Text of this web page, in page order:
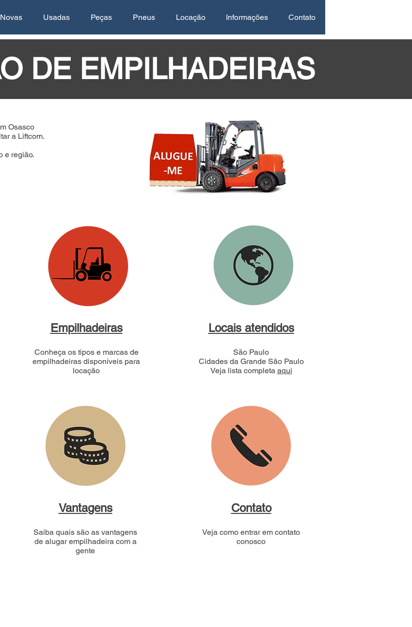
Novas Usadas Peças Pneus Locação Informações Contato
DE EMPILHADEIRAS
a Liftcom.
e região.
Osasco
Empilhadeiras
Conheça os tipos e marcas de
empilhadeiras disponíveis para
locação
Locais atendidos
São Paulo
Cidades da Grande São Paulo
Veja lista completa aqui
Vantagens
Saiba quais são as vantagens
de alugar empilhadeira com a
gente
Contato
Veja como entrar em contato
conosco